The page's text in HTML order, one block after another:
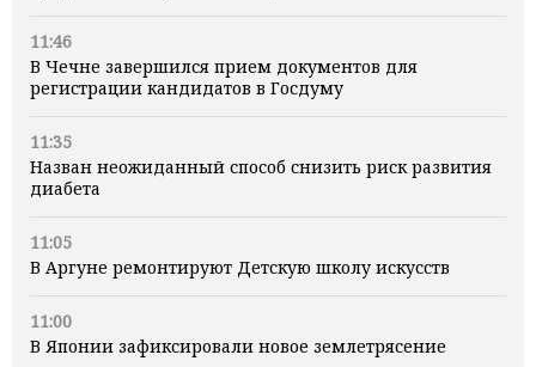
11:46
В Чечне завершился прием документов для
регистрации кандидатов в Госдуму
11:35
Назван неожиданный способ снизить риск развития
диабета
11:05
В Аргуне ремонтируют Детскую школу искусств
11:00
В Японии зафиксировали новое землетрясение